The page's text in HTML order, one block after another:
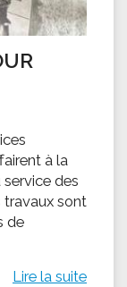
à la
des
travaux sont
de
Lire la suite